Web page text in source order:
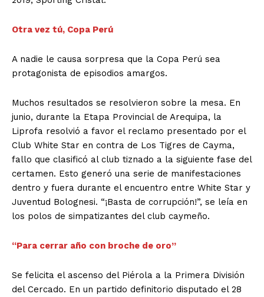
Otra vez tú, Copa Perú
A nadie le causa sorpresa que la Copa Perú sea
protagonista de episodios amargos.
Muchos resultados se resolvieron sobre la mesa. En
junio, durante la Etapa Provincial de Arequipa, la
Liprofa resolvió a favor el reclamo presentado por el
Club White Star en contra de Los Tigres de Cayma,
fallo que clasificó al club tiznado a la siguiente fase del
certamen. Esto generó una serie de manifestaciones
dentro y fuera durante el encuentro entre White Star y
Juventud Bolognesi. “¡Basta de corrupción!”, se leía en
los polos de simpatizantes del club caymeño.
“Para cerrar año con broche de oro”
Se felicita el ascenso del Piérola a la Primera División
del Cercado. En un partido definitorio disputado el 28